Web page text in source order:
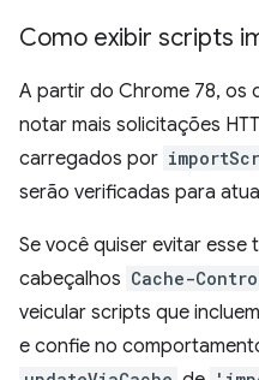
Como exibir scripts
A partir do Chrome 78, os
notar mais solicitações
carregados por
serão verificadas para
Se você quiser evitar esse
cabeçalhos Cache-
veicular scripts que
e confie no